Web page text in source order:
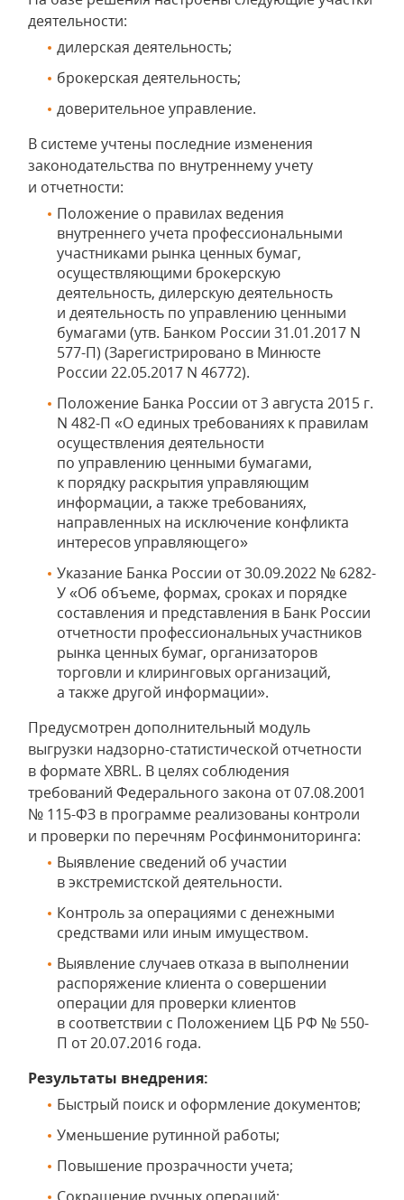
деятельности:
дилерская деятельность;
брокерская деятельность;
доверительное управление.
В системе учтены последние изменения
законодательства по внутреннему учету
и отчетности:
Положение о правилах ведения
внутреннего учета профессиональными
участниками рынка ценных бумаг,
осуществляющими брокерскую
деятельность, дилерскую деятельность
и деятельность по управлению ценными
бумагами (утв. Банком России 31.01.2017 N
577-П) (Зарегистрировано в Минюсте
России 22.05.2017 N 46772).
Положение Банка России от 3 августа 2015 г.
N 482-П «О единых требованиях к правилам
осуществления деятельности
по управлению ценными бумагами,
к порядку раскрытия управляющим
информации, а также требованиях,
направленных на исключение конфликта
интересов управляющего»
Указание Банка России от 30.09.2022 № 6282-
У «Об объеме, формах, сроках и порядке
составления и представления в Банк России
отчетности профессиональных участников
рынка ценных бумаг, организаторов
торговли и клиринговых организаций,
а также другой информации».
Предусмотрен дополнительный модуль
выгрузки надзорно-статистической отчетности
в формате XBRL. В целях соблюдения
требований Федерального закона от 07.08.2001
№ 115-ФЗ в программе реализованы контроли
и проверки по перечням Росфинмониторинга:
Выявление сведений об участии
в экстремистской деятельности.
Контроль за операциями с денежными
средствами или иным имуществом.
Выявление случаев отказа в выполнении
распоряжение клиента о совершении
операции для проверки клиентов
в соответствии с Положением ЦБ РФ № 550-
П от 20.07.2016 года.
Результаты внедрения:
Быстрый поиск и оформление документов;
Уменьшение рутинной работы;
Повышение прозрачности учета;